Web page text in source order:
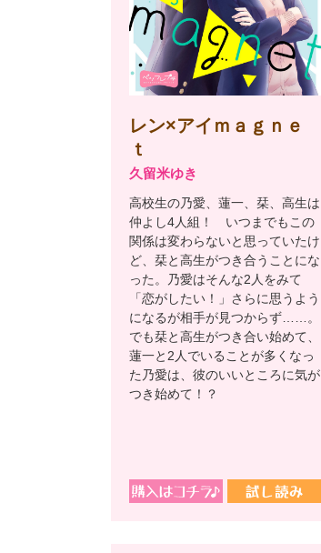
レン×アイｍａｇｎｅ
ｔ
久留米ゆき
高校生の乃愛、蓮一、栞、高生は
仲よし4人組！ いつまでもこの
関係は変わらないと思っていたけ
ど、栞と高生がつき合うことにな
った。乃愛はそんな2人をみて
「恋がしたい！」さらに思うよう
になるが相手が見つからず……。
でも栞と高生がつき合い始めて、
蓮一と2人でいることが多くなっ
た乃愛は、彼のいいところに気が
つき始めて！？